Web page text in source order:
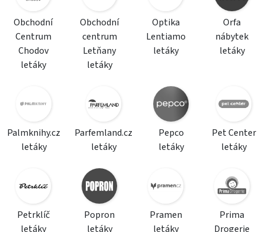
Obchodní
Centrum
Chodov
letáky
Obchodní
centrum
Letňany
letáky
Optika
Lentiamo
letáky
Orfa
nábytek
letáky
Palmknihy.cz
letáky
Parfemland.cz
letáky
Pepco
letáky
Pet Center
letáky
Petrklíč
letáky
Popron
letáky
Pramen
letáky
Prima
Drogerie